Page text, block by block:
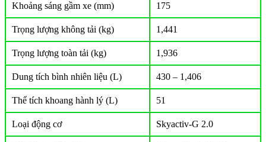
Khoảng sáng gầm xe (mm) 175
Trọng lượng không tải (kg) 1,441
Trọng lượng toàn tải (kg) 1,936
Dung tích bình nhiên liệu (L) 430 – 1,406
Thể tích khoang hành lý (L) 51
Loại động cơ Skyactiv-G 2.0